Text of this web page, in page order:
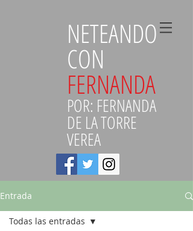
NETEANDO
CON
FERNANDA
POR: FERNANDA
DE LA TORRE
VEREA
Entrada
Todas las entradas